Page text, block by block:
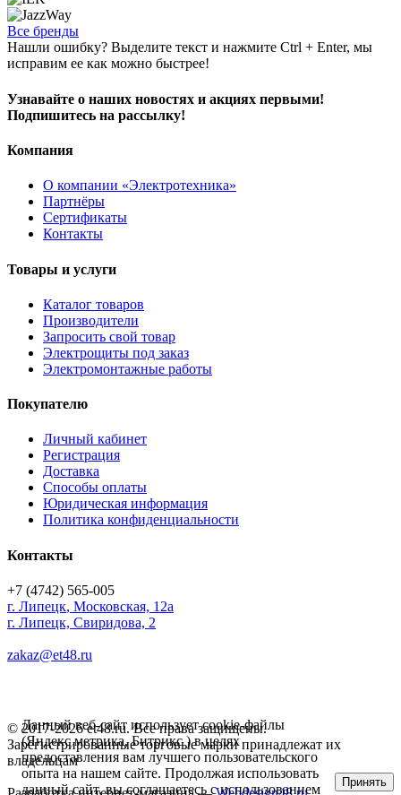
Все бренды
Нашли ошибку? Выделите текст и нажмите Ctrl + Enter, мы
исправим ее как можно быстрее!
Узнавайте о наших новостях и акциях первыми!
Подпишитесь на рассылку!
Компания
О компании «Электротехника»
Партнёры
Сертификаты
Контакты
Товары и услуги
Каталог товаров
Производители
Запросить свой товар
Электрощиты под заказ
Электромонтажные работы
Покупателю
Личный кабинет
Регистрация
Доставка
Способы оплаты
Юридическая информация
Политика конфиденциальности
Контакты
+7 (4742) 565-005
г. Липецк, Московская, 12а
г. Липецк, Свиридова, 2
zakaz@et48.ru
© 2017-2026 et48.ru. Все права защищены.
Зарегистрированные торговые марки принадлежат их
владельцам
Данный веб-сайт использует cookie-файлы
(Яндекс метрика, Битрикс ) в целях
предоставления вам лучшего пользовательского
опыта на нашем сайте. Продолжая использовать
данный сайт, вы соглашаетесь с использованием
Принять